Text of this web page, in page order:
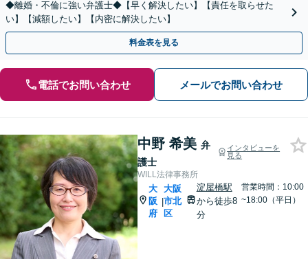
◆離婚・不倫に強い弁護士◆【早く解決したい】【責任を取らせた
い】【減額したい】【内密に解決したい】
料金表を見る
電話でお問い合わせ メールでお問い合わせ
中野 希美 弁
護士
インタビューを
見る
WILL法律事務所
大
阪
府
|
大阪
市北
区
淀屋橋駅
から徒歩8
分
営業時間：10:00
~18:00（平日）